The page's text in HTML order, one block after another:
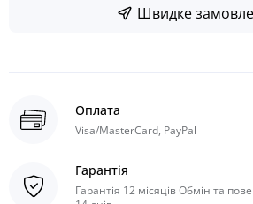
Швидке
Оплата
Visa/MasterCard, PayPal
Гарантія
Гарантія 12 місяців Обмін та